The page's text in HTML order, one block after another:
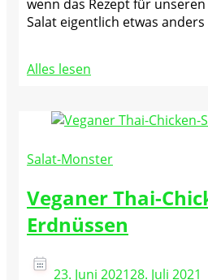
wenn das Rezept für
Salat eigentlich etwas
Alles lesen
Salat-Monster
Veganer Thai-
Erdnüssen
23. Juni 202128. Juli 2021